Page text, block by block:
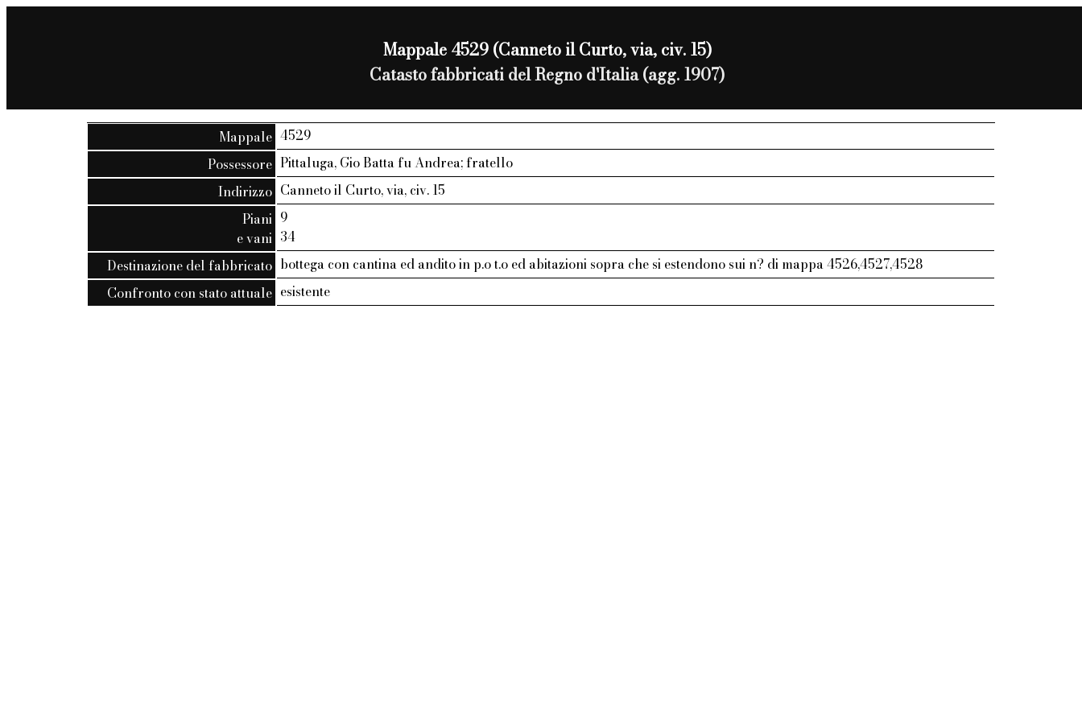
Mappale 4529 (Canneto il Curto, via, civ. 15)
Catasto fabbricati del Regno d'Italia (agg. 1907)
Mappale 4529
Possessore Pittaluga, Gio Batta fu Andrea; fratello
Indirizzo Canneto il Curto, via, civ. 15
Piani
e vani
9
34
Destinazione del fabbricato bottega con cantina ed andito in p.o t.o ed abitazioni sopra che si estendono sui n? di mappa 4526,4527,4528
Confronto con stato attuale esistente